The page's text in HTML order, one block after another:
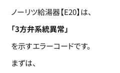
ノーリツ給湯器【E20】は、
「3方弁系統異常」
を示すエラーコードです。
まずは、